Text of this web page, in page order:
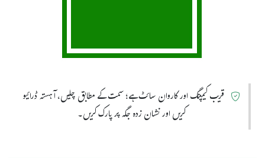
قریب کیمپنگ اور کاروان سائٹ ہے؛ سمت کے مطابق چلیں، آہستہ ڈرائیو
کریں اور نشان زدہ جگہ پر پارک کریں۔